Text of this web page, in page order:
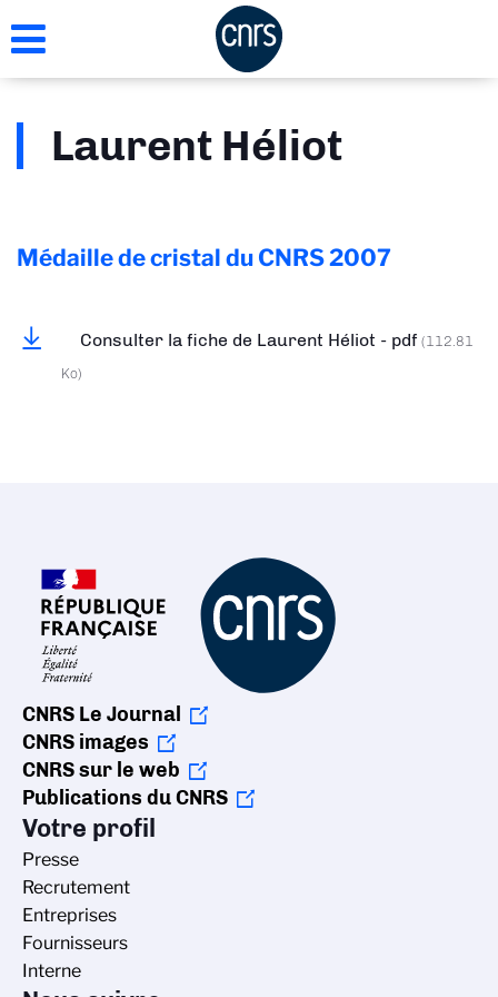
au
Laurent Héliot
Médaille de cristal du CNRS2007
Consulter la fiche de Laurent Héliot - pdf (112.81
Ko)
CNRS Le Journal
CNRS images
CNRS sur le web
Publications du CNRS
Votre profil
Presse
Recrutement
Entreprises
Fournisseurs
Interne